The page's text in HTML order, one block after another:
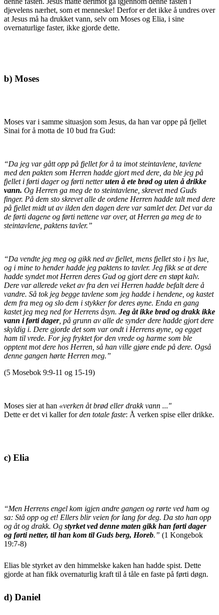
djevelens nærhet, som et menneske! Derfor er det ikke å undres over
at Jesus må ha drukket vann, selv om Moses og Elia, i sine
overnaturlige faster, ikke gjorde dette.
b) Moses
Moses var i samme situasjon som Jesus, da han var oppe på fjellet
Sinai for å motta de 10 bud fra Gud:
“Da jeg var gått opp på fjellet for å ta imot steintavlene, tavlene
med den pakten som Herren hadde gjort med dere, da ble jeg på
fjellet i førti dager og førti netteruten å ete brød og uten å drikke
vann. Og Herren ga meg de to steintavlene, skrevet med Guds
finger. På dem sto skrevet alle de ordene Herren hadde talt med dere
på fjellet midt ut av ilden den dagen dere var samlet der. Det var da
de førti dagene og førti nettene var over, at Herren ga meg de to
steintavlene, paktens tavler.”
“Da vendte jeg meg og gikk ned av fjellet, mens fjellet sto i lys lue,
og i mine to hender hadde jeg paktens to tavler. Jeg fikk se at dere
hadde syndet mot Herren deres Gud og gjort dere en støpt kalv.
Dere var allerede veket av fra den vei Herren hadde befalt dere å
vandre. Så tok jeg begge tavlene som jeg hadde i hendene, og kastet
dem fra meg og slo dem i stykker for deres øyne. Enda en gang
kastet jeg meg ned for Herrens åsyn. Jeg åt ikke brød og drakk ikke
vann i førti dager, på grunn av alle de synder dere hadde gjort dere
skyldig i. Dere gjorde det som var ondt i Herrens øyne, og egget
ham til vrede. For jeg fryktet for den vrede og harme som ble
opptent mot dere hos Herren, så han ville gjøre ende på dere. Også
denne gangen hørte Herren meg.”
(5 Mosebok 9:9-11 og 15-19)
Moses sier at han «verken åt brød eller drakk vann ..."
Dette er det vi kaller forden totale faste: Å verken spise eller drikke.
c) Elia
“Men Herrens engel kom igjen andre gangen og rørte ved ham og
sa: Stå opp og et! Ellers blir veien for lang for deg. Da sto han opp
og åt og drakk. Og styrket ved denne maten gikk han førti dager
og førti netter, til han kom til Guds berg, Horeb.” (1 Kongebok
19:7-8)
Elias ble styrket av den himmelske kaken han hadde spist. Dette
gjorde at han fikk overnaturlig kraft til å tåle en faste på førti døgn.
d) Daniel